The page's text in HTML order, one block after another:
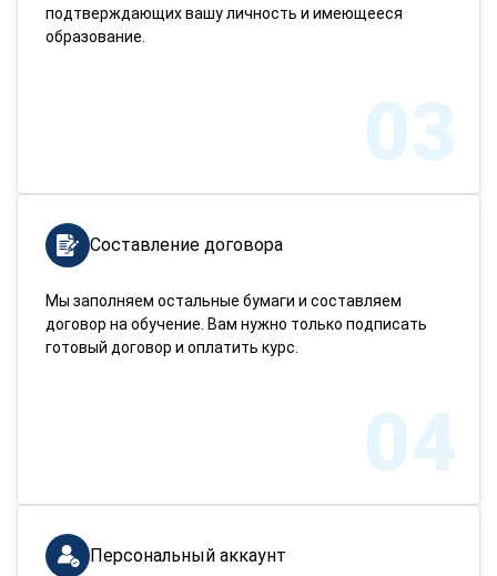
подтверждающих вашу личность и имеющееся
образование.
03
Составление договора
Мы заполняем остальные бумаги и составляем
договор на обучение. Вам нужно только подписать
готовый договор и оплатить курс.
04
Персональный аккаунт